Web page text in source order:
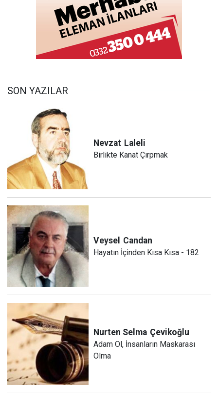
SON YAZILAR
Nevzat Laleli
Birlikte Kanat Çırpmak
Veysel Candan
Hayatın İçinden Kısa Kısa - 182
Nurten Selma Çevikoğlu
Adam Ol, İnsanların Maskarası
Olma